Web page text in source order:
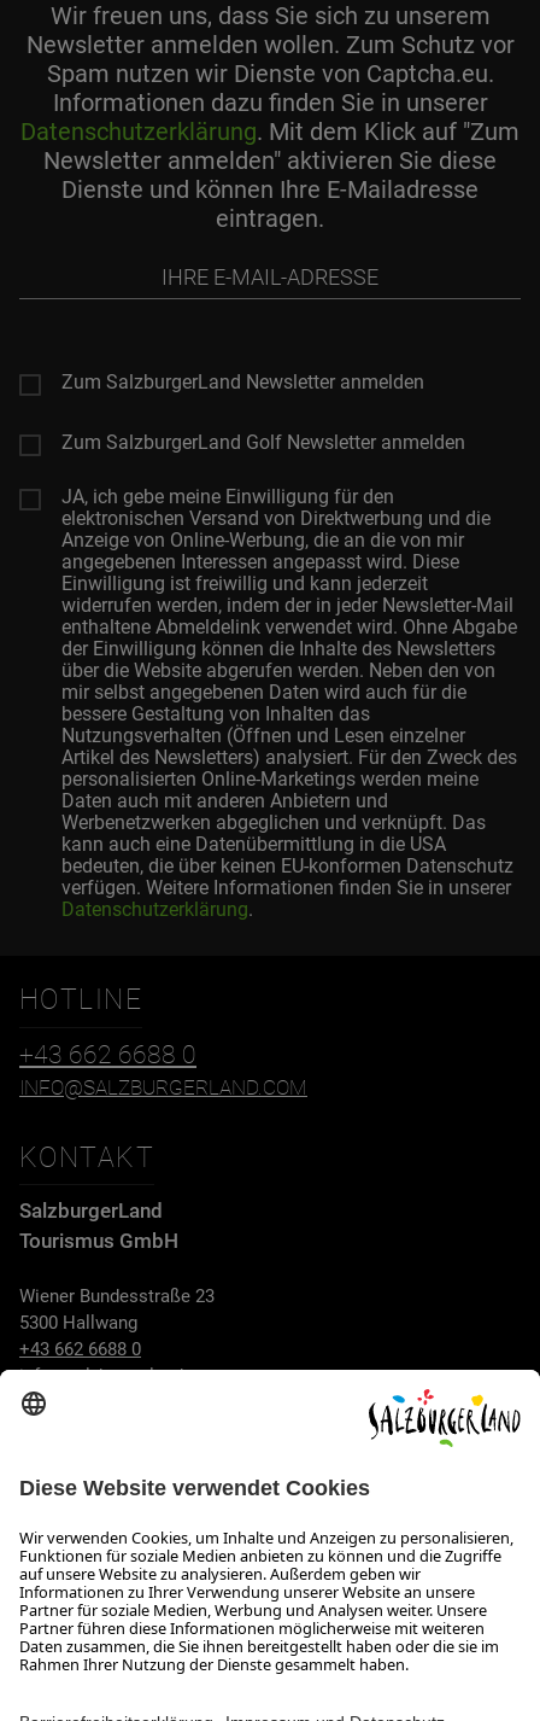
Wir freuen uns, dass Sie sich zu unserem
Newsletter anmelden wollen. Zum Schutz vor
Spam nutzen wir Dienste von Captcha.eu.
Informationen dazu finden Sie in unserer
Datenschutzerklärung. Mit dem Klick auf "Zum
Newsletter anmelden" aktivieren Sie diese
Dienste und können Ihre E-Mailadresse
eintragen.
Mail-
Zum SalzburgerLand Newsletter anmelden
Zum SalzburgerLand Golf Newsletter anmelden
JA, ich gebe meine Einwilligung für den
elektronischen Versand von Direktwerbung und die
Anzeige von Online-Werbung, die an die von mir
angegebenen Interessen angepasst wird. Diese
Einwilligung ist freiwillig und kann jederzeit
widerrufen werden, indem der in jeder Newsletter-Mail
enthaltene Abmeldelink verwendet wird. Ohne Abgabe
der Einwilligung können die Inhalte des Newsletters
über die Website abgerufen werden. Neben den von
mir selbst angegebenen Daten wird auch für die
bessere Gestaltung von Inhalten das
Nutzungsverhalten (Öffnen und Lesen einzelner
Artikel des Newsletters) analysiert. Für den Zweck des
personalisierten Online-Marketings werden meine
Daten auch mit anderen Anbietern und
Werbenetzwerken abgeglichen und verknüpft. Das
kann auch eine Datenübermittlung in die USA
bedeuten, die über keinen EU-konformen Datenschutz
verfügen. Weitere Informationen finden Sie in unserer
Datenschutzerklärung.
HOTLINE
+43 662 6688 0
INFO@SALZBURGERLAND.COM
KONTAKT
SalzburgerLand
Tourismus GmbH
Wiener Bundesstraße 23
5300 Hallwang
+43 662 6688 0
info@salzburgerland.com
Wir freuen uns auf Ihre Anfrage!
Gerne stehen wir Ihnen von Montag bis Donnerstag von 08:00
bis 17:30 Uhr und am Freitag von 08:00 bis 17:00 Uhr zur
Verfügung.
Das Unternehmen Jobs Meeting- und Kongresslocations